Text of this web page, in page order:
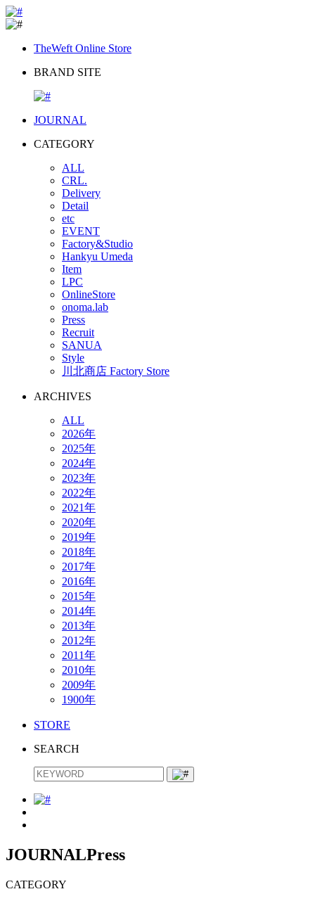
TheWeft Online Store
BRAND SITE
JOURNAL
CATEGORY
ALL
CRL.
Delivery
Detail
etc
EVENT
Factory&Studio
Hankyu Umeda
Item
LPC
OnlineStore
onoma.lab
Press
Recruit
SANUA
Style
川北商店 Factory Store
ARCHIVES
ALL
2026年
2025年
2024年
2023年
2022年
2021年
2020年
2019年
2018年
2017年
2016年
2015年
2014年
2013年
2012年
2011年
2010年
2009年
1900年
STORE
SEARCH
JOURNALPress
CATEGORY